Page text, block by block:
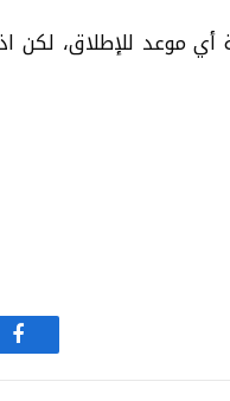
أي موعد للإطلاق، لكن